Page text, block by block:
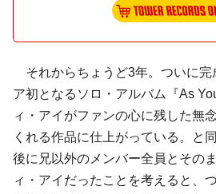
それからちょうど3年。ついに完
ア初となるソロ・アルバム『As
ィ・アイがファンの心に残した無
くれる作品に仕上がっている。と
後に兄以外のメンバー全員とその
ィ・アイだったことを考えると、